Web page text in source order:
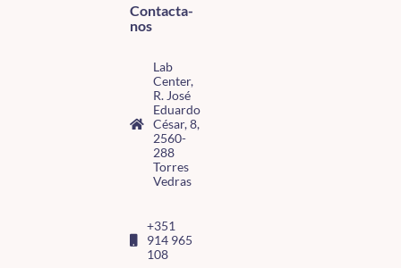
Contacta-
nos
Lab
Center,
R. José
Eduardo
César, 8,
2560-
288
Torres
Vedras
+351
914 965
108